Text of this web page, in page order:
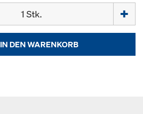
IN DEN WARENKORB